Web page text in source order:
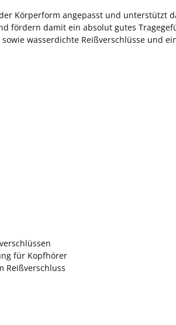
Körperform angepasst und unterstützt
fördern damit ein absolut gutes
wasserdichte Reißverschlüsse und
für Kopfhörer
Reißverschluss